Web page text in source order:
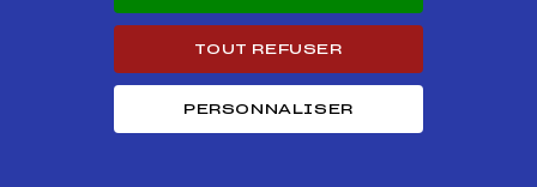
SUMMER TOUR FFS-
SAMSE BIATHLON
TOUT REFUSER
PERSONNALISER